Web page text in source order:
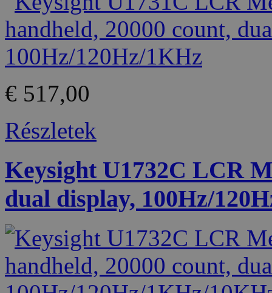
€ 517,00
Részletek
Keysight U1732C LCR
dual display, 100Hz/